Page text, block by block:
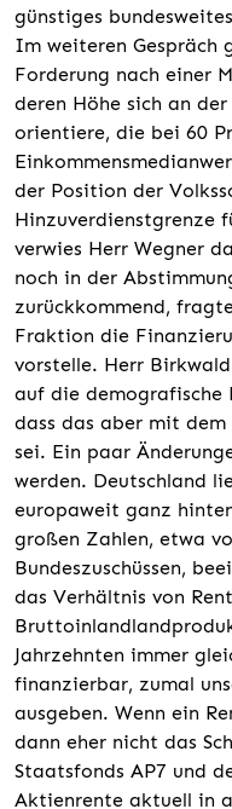
günstiges
Im weiteren Gespräch
Forderung nach einer
deren Höhe sich an
orientiere, die bei 60
der Position der
Hinzuverdienstgrenze
verwies Herr Wegner
noch in der
zurückkommend,
Fraktion die
vorstelle. Herr
auf die demografische
dass das aber mit
sei. Ein paar
werden. Deutschland
europaweit ganz
großen Zahlen, etwa
Bundeszuschüssen,
das Verhältnis von
Jahrzehnten immer
finanzierbar, zumal
ausgeben. Wenn ein
dann eher nicht das
Staatsfonds AP7 und
Aktienrente aktuell in